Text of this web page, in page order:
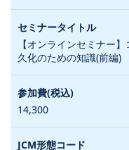
【オンラインセミナー
久化のための知識(前編)
14,300